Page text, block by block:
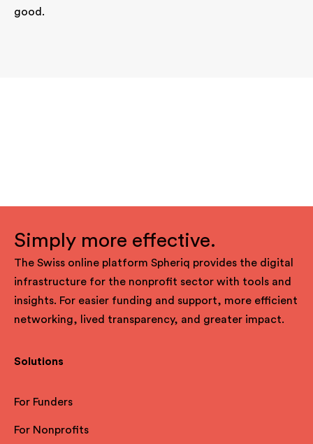
good.
Simply more effective.
The Swiss online platform Spheriq provides the digital
infrastructure for the nonprofit sector with tools and
insights. For easier funding and support, more efficient
networking, lived transparency, and greater impact.
Solutions
For Funders
For Nonprofits